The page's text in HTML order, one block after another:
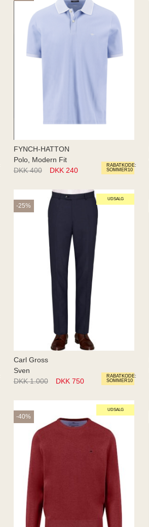
RABATKODE:
SOMMER10
FYNCH-HATTON
Polo, Modern Fit
DKK 400
DKK 240
UDSALG
RABATKODE:
SOMMER10
-25%
Carl Gross
Sven
DKK 1.000
DKK 750
UDSALG
-40%